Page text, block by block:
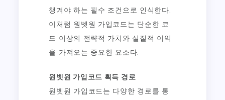
챙겨야 하는 필수 조건으로 인식한다.
이처럼 원벳원 가입코드는 단순한 코
드 이상의 전략적 가치와 실질적 이익
을 가져오는 중요한 요소다.
원벳원 가입코드 획득 경로
원벳원 가입코드는 다양한 경로를 통